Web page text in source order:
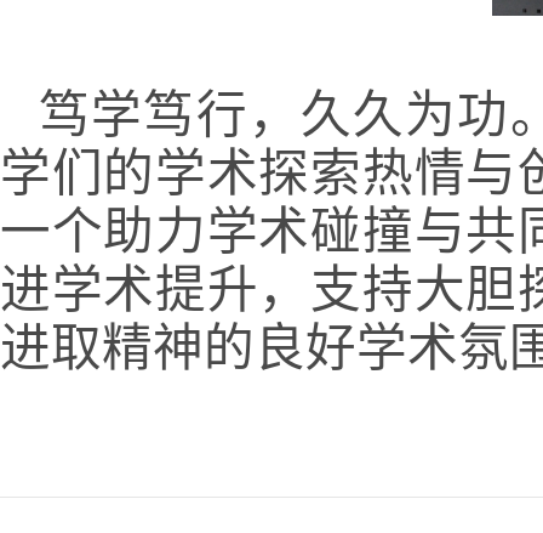
笃学笃行，久久为功
学们的学术探索热情与
一个助力学术碰撞与共
进学术提升，支持大胆
进取精神的良好学术氛